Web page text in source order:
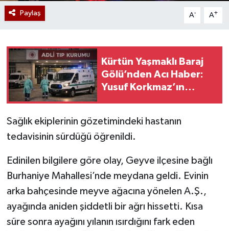
Paylaş A- A+
Kürtün Yaşmaklı Baraj
Gölü’nden Acı Haber:
Yusuf Korkmaz’ın
Sağlık ekiplerinin gözetimindeki hastanın
tedavisinin sürdüğü öğrenildi.
Edinilen bilgilere göre olay, Geyve ilçesine bağlı
Burhaniye Mahallesi’nde meydana geldi. Evinin
arka bahçesinde meyve ağacına yönelen A.Ş.,
ayağında aniden şiddetli bir ağrı hissetti. Kısa
süre sonra ayağını yılanın ısırdığını fark eden